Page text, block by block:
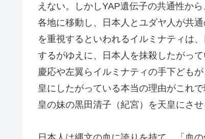
えない。しかしYAP遺伝子の共通性か
各地に移動し、日本人とユダヤ人が共
を重視するといわれるイルミナティは
するがゆえに、日本人を抹殺したがっ
慶応や左翼らイルミナティの手下ども
皇にしたがっている本当の理由がこれ
皇の妹の黒田清子（紀宮）を天皇にさ